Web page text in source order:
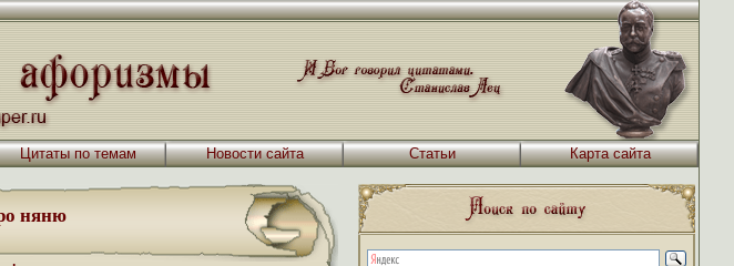
Цитаты по темам Новости сайта Статьи Карта сайта
няню